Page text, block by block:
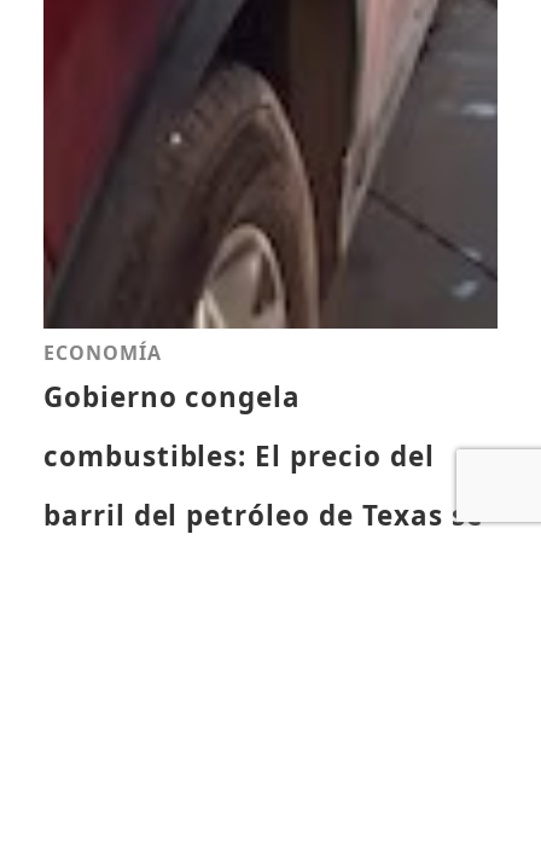
ECONOMÍA
Gobierno congela
combustibles: El precio del
barril del petróleo de Texas se